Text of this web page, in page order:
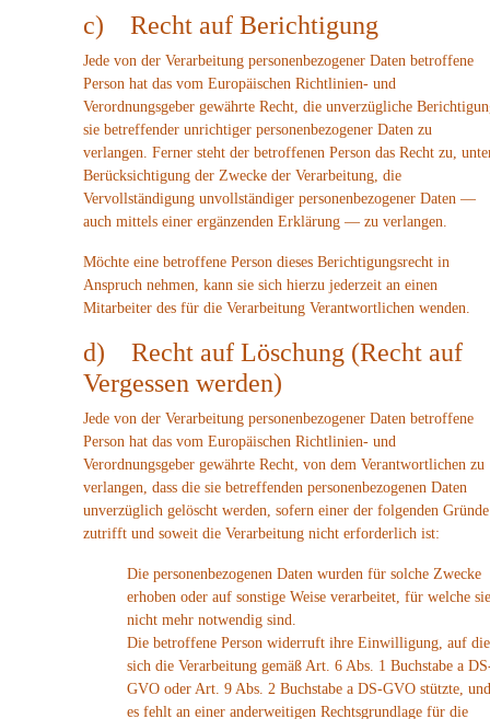
c) Recht auf Berichtigung
Jede von der Verarbeitung personenbezogener Daten betroffene
Person hat das vom Europäischen Richtlinien- und
Verordnungsgeber gewährte Recht, die unverzügliche
sie betreffender unrichtiger personenbezogener Daten zu
verlangen. Ferner steht der betroffenen Person das Recht zu,
Berücksichtigung der Zwecke der Verarbeitung, die
Vervollständigung unvollständiger personenbezogener Daten —
auch mittels einer ergänzenden Erklärung — zu verlangen.
Möchte eine betroffene Person dieses Berichtigungsrecht in
Anspruch nehmen, kann sie sich hierzu jederzeit an einen
Mitarbeiter des für die Verarbeitung Verantwortlichen wenden.
d) Recht auf Löschung (Recht auf
Vergessen werden)
Jede von der Verarbeitung personenbezogener Daten betroffene
Person hat das vom Europäischen Richtlinien- und
Verordnungsgeber gewährte Recht, von dem Verantwortlichen zu
verlangen, dass die sie betreffenden personenbezogenen Daten
unverzüglich gelöscht werden, sofern einer der folgenden Gründe
zutrifft und soweit die Verarbeitung nicht erforderlich ist:
Die personenbezogenen Daten wurden für solche Zwecke
erhoben oder auf sonstige Weise verarbeitet, für welche sie
nicht mehr notwendig sind.
Die betroffene Person widerruft ihre Einwilligung, auf die
sich die Verarbeitung gemäß Art. 6 Abs. 1 Buchstabe a
GVO oder Art. 9 Abs. 2 Buchstabe a DS-GVO stützte, und
es fehlt an einer anderweitigen Rechtsgrundlage für die